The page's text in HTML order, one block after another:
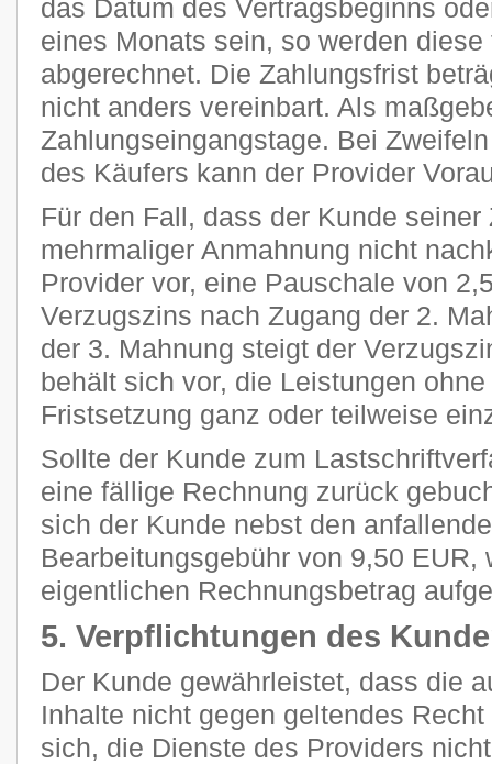
das Datum des Vertragsbeginns
eines Monats sein, so werden
abgerechnet. Die Zahlungsfrist
nicht anders vereinbart. Als
Zahlungseingangstage. Bei
des Käufers kann der Provider
Für den Fall, dass der Kunde
mehrmaliger Anmahnung nicht
Provider vor, eine Pauschale von
Verzugszins nach Zugang der 2.
der 3. Mahnung steigt der
behält sich vor, die Leistungen
Fristsetzung ganz oder teilweise
Sollte der Kunde zum
eine fällige Rechnung zurück
sich der Kunde nebst den
Bearbeitungsgebühr von 9,50 EUR,
eigentlichen Rechnungsbetrag
5. Verpflichtungen des
Der Kunde gewährleistet, dass die
Inhalte nicht gegen geltendes
sich, die Dienste des Providers